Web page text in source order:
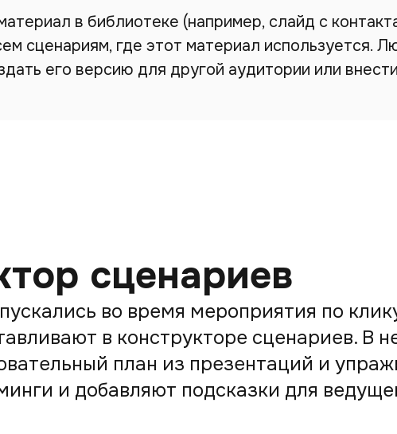
в библиотеке (например, слайд с
сценариям, где этот материал используется.
его версию для другой аудитории или
сценариев
во время мероприятия по
в конструкторе сценариев. В
план из презентаций и
и добавляют подсказки для